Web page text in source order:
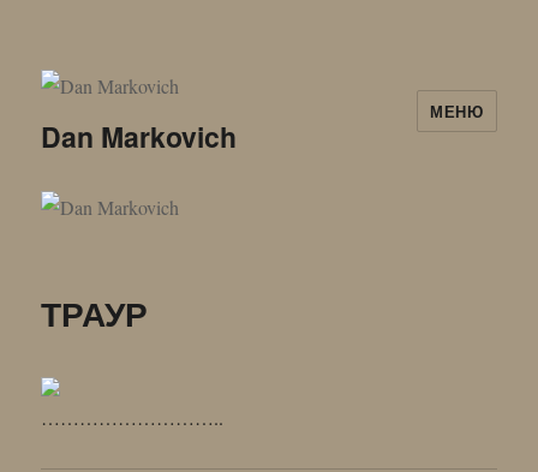
Dan Markovich
МЕНЮ
ТРАУР
………………………..